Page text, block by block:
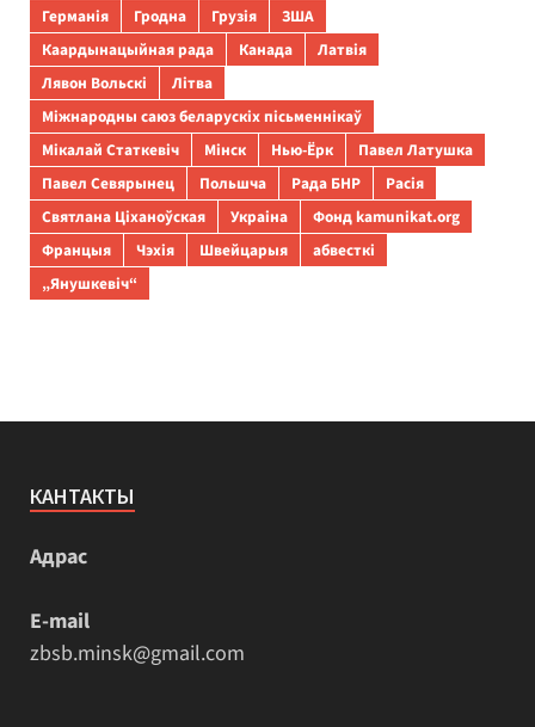
Германія
Гродна Грузія
ЗША
Каардынацыйная рада
Канада
Латвія
Лявон Вольскі
Літва
Міжнародны саюз беларускіх пісьменнікаў
Мікалай Статкевіч
Мінск Нью-Ёрк
Павел Латушка
Павел Севярынец
Польшча Рада БНР
Расія
Святлана Ціханоўская
Украіна
Фонд kamunikat.org
Францыя
Чэхія Швейцарыя
абвесткі
„Янушкевіч“
КАНТАКТЫ
Адрас
E-mail
zbsb.minsk@gmail.com